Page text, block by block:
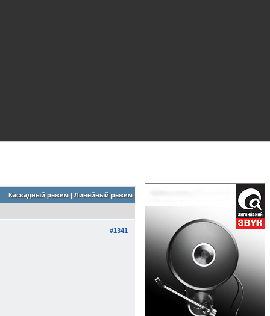
Каскадный режим| Линейный режим
#1341